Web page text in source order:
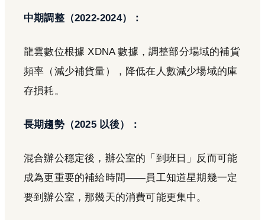
中期調整（2022-2024）：
龍雲數位根據 XDNA 數據，調整部分場域的補貨
頻率（減少補貨量），降低在人數減少場域的庫
存損耗。
長期趨勢（2025 以後）：
混合辦公穩定後，辦公室的「到班日」反而可能
成為更重要的補給時間——員工知道星期幾一定
要到辦公室，那幾天的消費可能更集中。